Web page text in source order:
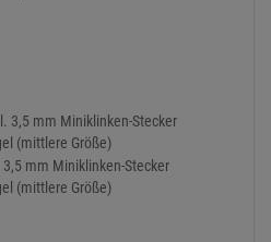
3,5 mm Miniklinken-Stecker
(mittlere Größe)
3,5 mm Miniklinken-Stecker
(mittlere Größe)